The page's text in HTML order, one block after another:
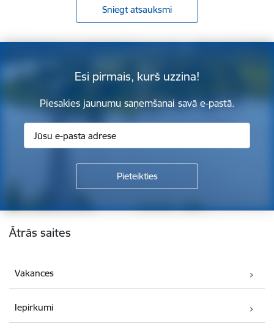
Sniegt atsauksmi
Esi pirmais, kurš uzzina!
Piesakies jaunumu saņemšanai savā e-pastā.
Kājene
Ātrās saites
Vakances
Iepirkumi